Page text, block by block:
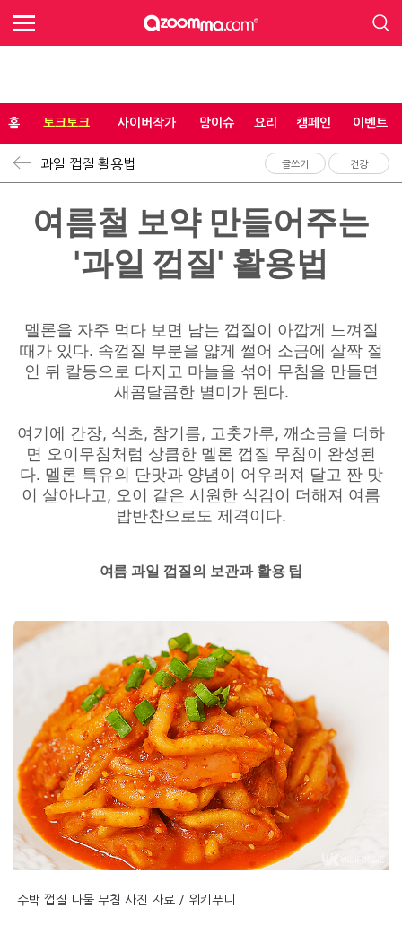
홈 토크토크 사이버작가 맘이슈 요리 캠페인 이벤트
과일 껍질 활용법 글쓰기 건강
여름철 보약 만들어주는
'과일 껍질' 활용법
멜론을 자주 먹다 보면 남는 껍질이 아깝게 느껴질
때가 있다. 속껍질 부분을 얇게 썰어 소금에 살짝 절
인 뒤 칼등으로 다지고 마늘을 섞어 무침을 만들면
새콤달콤한 별미가 된다.
여기에 간장, 식초, 참기름, 고춧가루, 깨소금을 더하
면 오이무침처럼 상큼한 멜론 껍질 무침이 완성된
다. 멜론 특유의 단맛과 양념이 어우러져 달고 짠 맛
이 살아나고, 오이 같은 시원한 식감이 더해져 여름
밥반찬으로도 제격이다.
여름 과일 껍질의 보관과 활용 팁
수박 껍질 나물 무침 사진 자료 / 위키푸디